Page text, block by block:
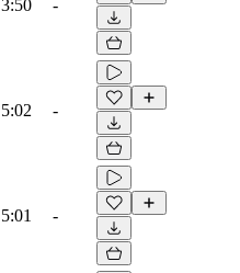
3:50 -
5:02 -
5:01 -